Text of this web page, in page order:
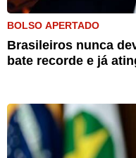
BOLSO APERTADO
Brasileiros nunca
bate recorde e já